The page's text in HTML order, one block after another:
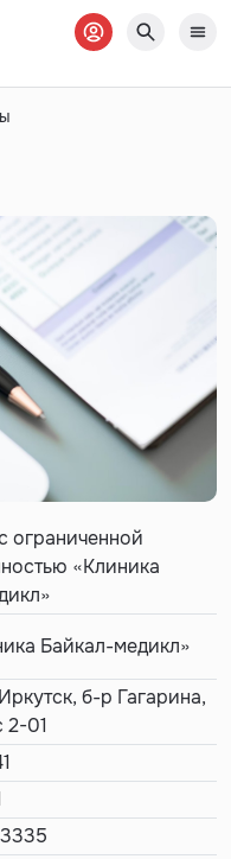
ограниченной
«Клиника
Байкал-медикл»
б-р Гагарина,
2-01